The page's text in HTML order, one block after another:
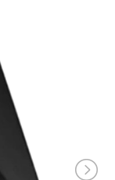
لوازم جانبی
صدا و تصویر